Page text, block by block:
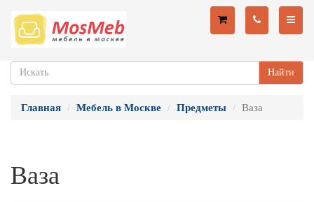
Найти
Главная Мебель в Москве Предметы Ваза
Ваза